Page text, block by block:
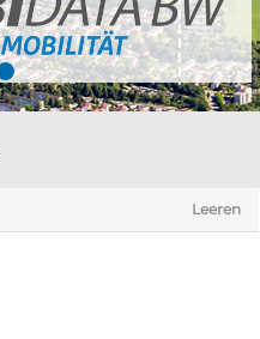
Leeren